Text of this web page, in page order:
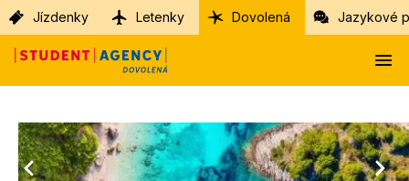
Jízdenky Letenky Dovolená Jazykové